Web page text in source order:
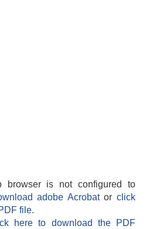
browser is not configured to
adobe Acrobatorclick
file.
here to download the PDF